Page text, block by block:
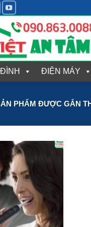
ĐIỆN MÁY
PHẨM ĐƯỢC GẮN